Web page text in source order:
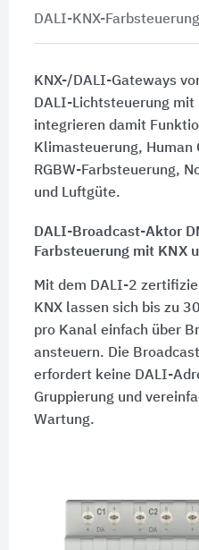
DALI-KNX-Farbsteuerung
KNX-/DALI-Gateways
DALI-Lichtsteuerung mit
integrieren damit
Klimasteuerung, Human
RGBW-Farbsteuerung,
und Luftgüte.
DALI-Broadcast-Aktor
Farbsteuerung mit KNX
Mit dem DALI-2
KNX lassen sich bis zu
pro Kanal einfach über
ansteuern. Die
erfordert keine DALI-
Gruppierung und
Wartung.